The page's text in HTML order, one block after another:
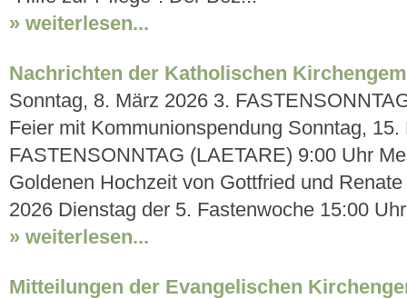
» weiterlesen...
Nachrichten der Katholischen
Sonntag, 8. März 2026 3.
Feier mit Kommunionspendung Sonntag, 15.
FASTENSONNTAG (LAETARE) 9:00 Uhr
Goldenen Hochzeit von Gottfried und
2026 Dienstag der 5. Fastenwoche 15:00
» weiterlesen...
Mitteilungen der Evangelischen